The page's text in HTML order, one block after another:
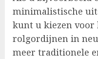
minimalistische
kunt u kiezen voor
rolgordijnen in
meer traditionele